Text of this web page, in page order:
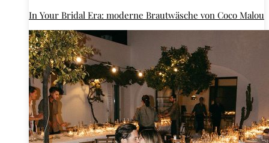
In Your Bridal Era: moderne Brautwäsche von Coco Malou